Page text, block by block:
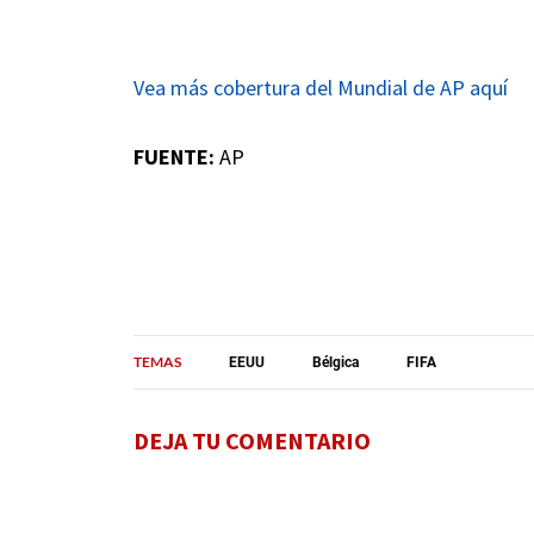
Vea más cobertura del Mundial de AP aquí
FUENTE: AP
TEMAS EEUU Bélgica FIFA
DEJA TU COMENTARIO